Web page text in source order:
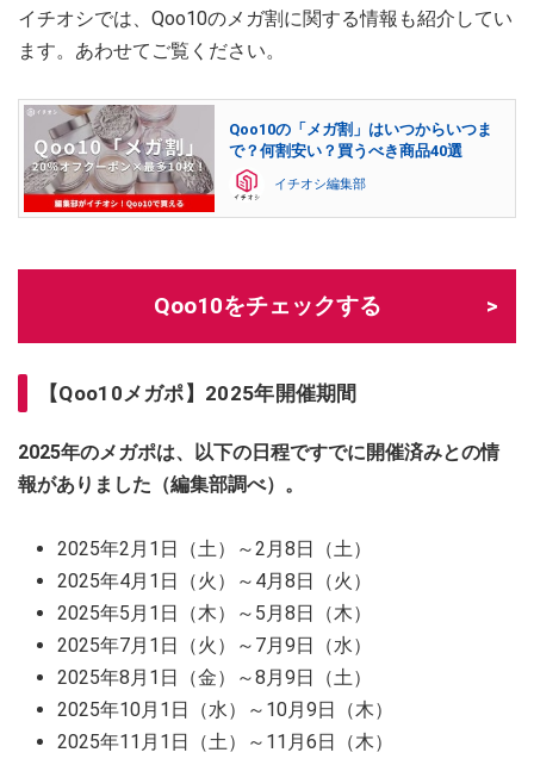
イチオシでは、Qoo10のメガ割に関する情報も紹介してい
ます。あわせてご覧ください。
Qoo10の「メガ割」はいつからいつま
で？何割安い？買うべき商品40選
イチオシ編集部
Qoo10をチェックする
【Qoo10メガポ】2025年開催期間
2025年のメガポは、以下の日程ですでに開催済みとの情
報がありました（編集部調べ）。
2025年2月1日（土）～2月8日（土）
2025年4月1日（火）～4月8日（火）
2025年5月1日（木）～5月8日（木）
2025年7月1日（火）～7月9日（水）
2025年8月1日（金）～8月9日（土）
2025年10月1日（水）～10月9日（木）
2025年11月1日（土）～11月6日（木）